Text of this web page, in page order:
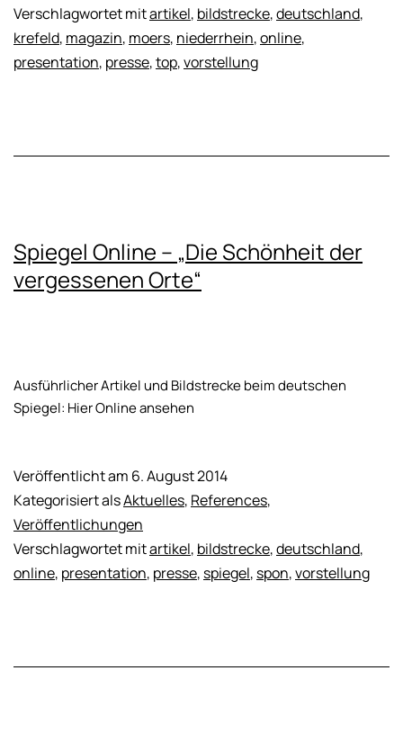
Verschlagwortet mitartikel, bildstrecke,deutschland,
krefeld, magazin, moers, niederrhein,online,
presentation, presse,top,vorstellung
Spiegel Online – „Die Schönheit der
vergessenen Orte“
Ausführlicher Artikel und Bildstrecke beim deutschen
Spiegel: Hier Online ansehen
Veröffentlicht am 6. August 2014
Kategorisiert alsAktuelles, References,
Veröffentlichungen
Verschlagwortet mitartikel, bildstrecke,deutschland,
online, presentation, presse, spiegel, spon,vorstellung